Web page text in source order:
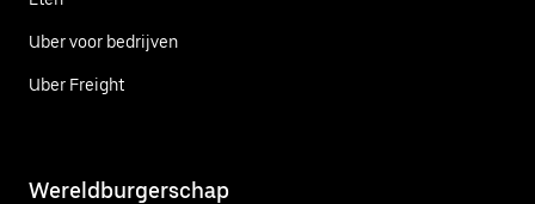
Uber voor bedrijven
Uber Freight
Wereldburgerschap